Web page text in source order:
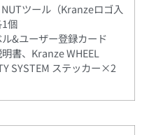
NUTツール（Kranzeロゴ入
個
ル&ユーザー登録カード
明書、Kranze WHEEL
SYSTEM ステッカー×2